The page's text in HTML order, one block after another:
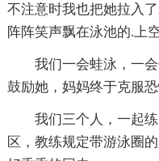
不注意时我也把她拉入
阵阵笑声飘在泳池的.上空
我们一会蛙泳，一
鼓励她，妈妈终于克服恐
我们三个人，一起
区，教练规定带游泳圈